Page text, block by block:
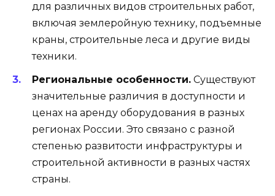
для различных видов строительных работ,
включая землеройную технику, подъемные
краны, строительные леса и другие виды
техники.
Региональные особенности. Существуют
значительные различия в доступности и
ценах на аренду оборудования в разных
регионах России. Это связано с разной
степенью развитости инфраструктуры и
строительной активности в разных частях
страны.